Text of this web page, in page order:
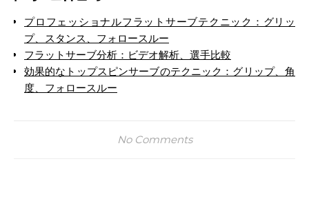
プロフェッショナルフラットサーブテクニック：グリッ
プ、スタンス、フォロースルー
フラットサーブ分析：ビデオ解析、選手比較
効果的なトップスピンサーブのテクニック：グリップ、角
度、フォロースルー
No Comments